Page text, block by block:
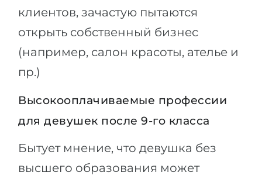
клиентов, зачастую пытаются
открыть собственный бизнес
(например, салон красоты, ателье и
пр.)
Высокооплачиваемые профессии
для девушек после 9-го класса
Бытует мнение, что девушка без
высшего образования может